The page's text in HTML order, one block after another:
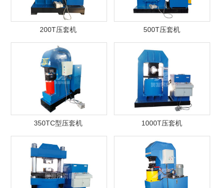
200T压套机 500T压套机
350TC型压套机 1000T压套机